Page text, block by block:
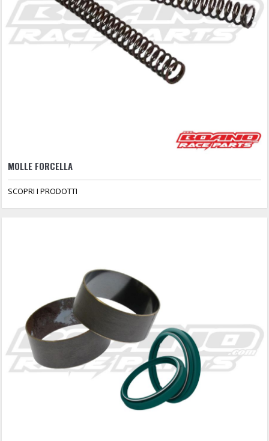
MOLLE FORCELLA
SCOPRI I PRODOTTI